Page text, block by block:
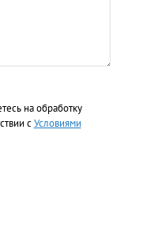
на обработку
сУсловиями